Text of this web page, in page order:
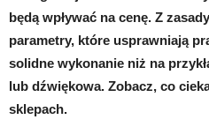
będą wpływać na cenę. Z
parametry, które usprawniają
solidne wykonanie niż na
lub dźwiękowa. Zobacz, co
sklepach.